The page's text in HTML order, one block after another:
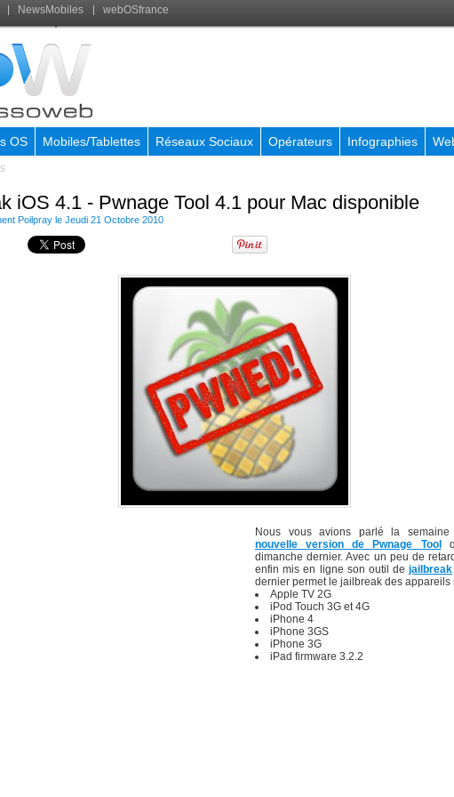
NewsMobiles webOSfrance
OS Mobiles/Tablettes Réseaux Sociaux Opérateurs Infographies
iOS 4.1 - Pwnage Tool 4.1 pour Mac disponible
Poilpray le Jeudi 21 Octobre 2010
Nous vous avions parlé la
nouvelle version de Pwnage Tool
dimanche dernier. Avec un peu de
enfin mis en ligne son outil dejailbreak
dernier permet le jailbreak des appareils
Apple TV 2G
iPod Touch 3G et 4G
iPhone 4
iPhone 3GS
iPhone 3G
iPad firmware 3.2.2